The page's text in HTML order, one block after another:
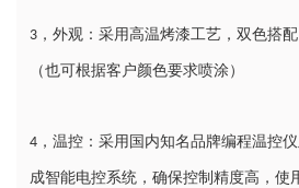
3 ，外观：采用高温烤漆工艺，双色搭
（也可根据客户颜色要求喷涂）
4 ，温控：采用国内知名品牌编程温控
成智能电控系统，确保控制精度高，使